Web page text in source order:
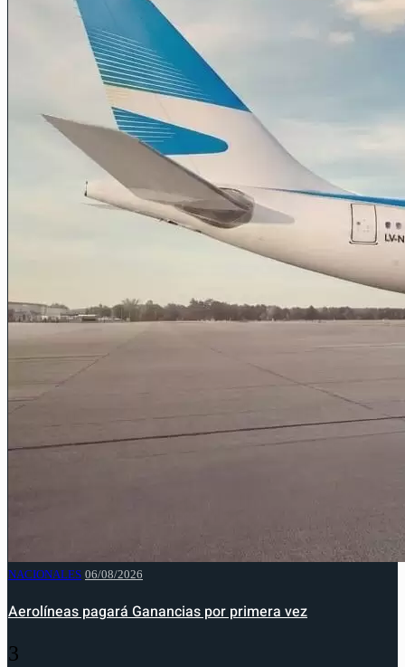
NACIONALES 06/08/2026
Aerolíneas pagará Ganancias por primera vez
3